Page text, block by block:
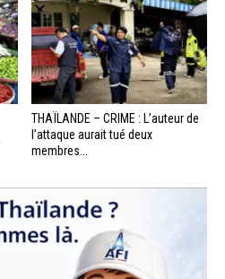
THAÏLANDE – CRIME : L’auteur de
l’attaque aurait tué deux
membres...